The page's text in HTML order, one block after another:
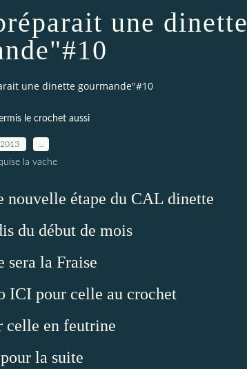
une dinette
une dinette gourmande"#10
le crochet aussi
la vache
nouvelle étape du CAL dinette
du début de mois
sera la Fraise
ICI pour celle au crochet
celle en feutrine
la suite